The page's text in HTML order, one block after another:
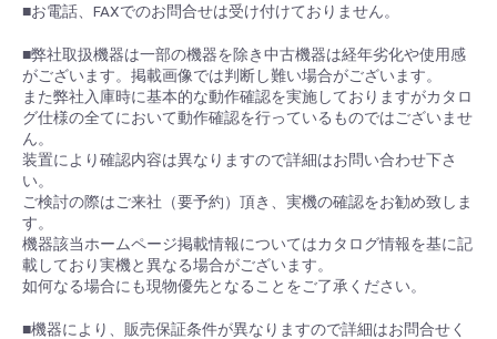
■お電話、FAXでのお問合せは受け付けておりません。
■弊社取扱機器は一部の機器を除き中古機器は経年劣化や使用感
がございます。掲載画像では判断し難い場合がございます。
また弊社入庫時に基本的な動作確認を実施しておりますがカタロ
グ仕様の全てにおいて動作確認を行っているものではございませ
ん。
装置により確認内容は異なりますので詳細はお問い合わせ下さ
い。
ご検討の際はご来社（要予約）頂き、実機の確認をお勧め致しま
す。
機器該当ホームページ掲載情報についてはカタログ情報を基に記
載しており実機と異なる場合がございます。
如何なる場合にも現物優先となることをご了承ください。
■機器により、販売保証条件が異なりますので詳細はお問合せく